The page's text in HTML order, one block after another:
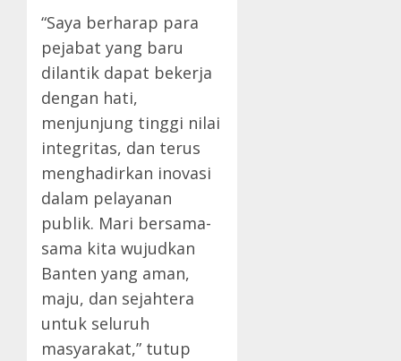
“Saya berharap para
pejabat yang baru
dilantik dapat bekerja
dengan hati,
menjunjung tinggi nilai
integritas, dan terus
menghadirkan inovasi
dalam pelayanan
publik. Mari bersama-
sama kita wujudkan
Banten yang aman,
maju, dan sejahtera
untuk seluruh
masyarakat,” tutup